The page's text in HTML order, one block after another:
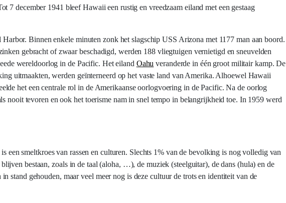
7 december 1941 bleef Hawaii een rustig en vreedzaam eiland met een gestaag
Binnen enkele minuten zonk het slagschip USS Arizona met 1177 man aan boord.
gebracht of zwaar beschadigd, werden 188 vliegtuigen vernietigd en sneuvelden
wereldoorlog in de Pacific. Het eiland Oahu veranderde in één groot militair kamp. De
uitmaakten, werden geïnterneerd op het vaste land van Amerika. Alhoewel Hawaii
het een centrale rol in de Amerikaanse oorlogvoering in de Pacific. Na de oorlog
nooit tevoren en ook het toerisme nam in snel tempo in belangrijkheid toe. In 1959 werd
een smeltkroes van rassen en culturen. Slechts 1% van de bevolking is nog volledig van
bestaan, zoals in de taal (aloha, …), de muziek (steelguitar), de dans (hula) en de
stand gehouden, maar veel meer nog is deze cultuur de trots en identiteit van de